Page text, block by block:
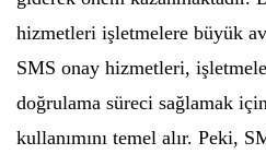
hizmetleri işletmelere büyük
SMS onay hizmetleri,
doğrulama süreci sağlamak
kullanımını temel alır. Peki,